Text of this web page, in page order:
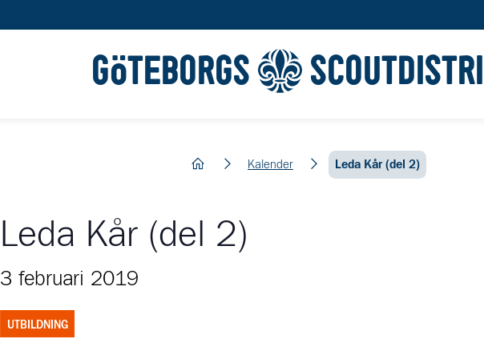
GÖTEBORGS
hem Kalender Leda Kår (del 2)
Leda Kår (del 2)
3 februari 2019
UTBILDNING